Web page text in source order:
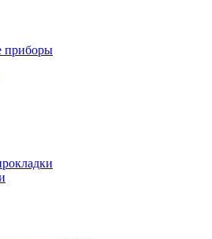
приборы